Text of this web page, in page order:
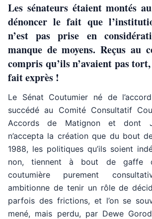
Les sénateurs étaient montés
dénoncer le fait que
n’est pas prise en
manque de moyens. Reçus au
compris qu’ils n’avaient pas
fait exprès !
Le Sénat Coutumier né de
succédé au Comité Consultatif
Accords de Matignon et dont
n’accepta la création que du bout
1988, les politiques qu’ils soient
non, tiennent à bout de gaffe
coutumière purement
ambitionne de tenir un rôle de
parfois des frictions, et l’on se
mené, mais perdu, par Dewe